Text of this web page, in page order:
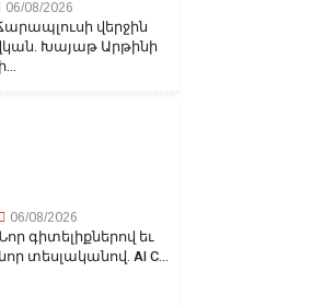
06/08/2026
վերջին
Խայաթ Արթինի
06/08/2026
գիտելիքներով եւ
տեսլականով. AI C...